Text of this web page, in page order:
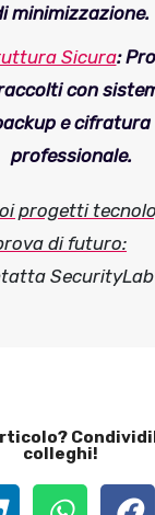
minimizzazione.
Sicura:
con
e cifratura
professionale.
progetti
di futuro:
SecurityLab
colleghi!